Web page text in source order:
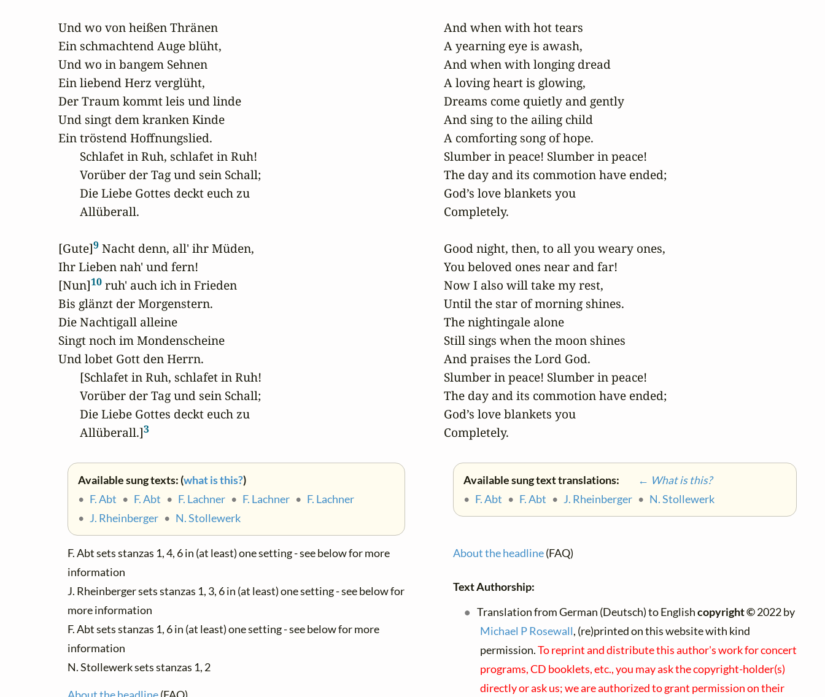
Und wo von heißen Thränen
Ein schmachtend Auge blüht,
Und wo in bangem Sehnen
Ein liebend Herz verglüht,
Der Traum kommt leis und linde
Und singt dem kranken Kinde
Ein tröstend Hoffnungslied.
       Schlafet in Ruh, schlafet in Ruh!
       Vorüber der Tag und sein Schall;
       Die Liebe Gottes deckt euch zu
       Allüberall.
[Gute]9 Nacht denn, all' ihr Müden,
Ihr Lieben nah' und fern!
[Nun]10 ruh' auch ich in Frieden
Bis glänzt der Morgenstern.
Die Nachtigall alleine
Singt noch im Mondenscheine
Und lobet Gott den Herrn.
       [Schlafet in Ruh, schlafet in Ruh!
       Vorüber der Tag und sein Schall;
       Die Liebe Gottes deckt euch zu
       Allüberall.]
3
Available sung texts: (what is this?)
• F. Abt • F. Abt • F. Lachner • F. Lachner • F. Lachner
• J. Rheinberger • N. Stollewerk
F. Abt sets stanzas 1, 4, 6 in (at least) one setting - see below for more
information
J. Rheinberger sets stanzas 1, 3, 6 in (at least) one setting - see below for
more information
F. Abt sets stanzas 1, 6 in (at least) one setting - see below for more
information
N. Stollewerk sets stanzas 1, 2
And when with hot tears
A yearning eye is awash,
And when with longing dread
A loving heart is glowing,
Dreams come quietly and gently
And sing to the ailing child
A comforting song of hope.
Slumber in peace! Slumber in peace!
The day and its commotion have ended;
God’s love blankets you
Completely.
Good night, then, to all you weary ones,
You beloved ones near and far!
Now I also will take my rest,
Until the star of morning shines.
The nightingale alone
Still sings when the moon shines
And praises the Lord God.
Slumber in peace! Slumber in peace!
The day and its commotion have ended;
God’s love blankets you
Completely.
Available sung text translations:
← What is this?
• F. Abt • F. Abt • J. Rheinberger • N. Stollewerk
About the headline(FAQ)
Text Authorship:
Translation from German (Deutsch) to Englishcopyright ©2022 by
Michael P Rosewall, (re)printed on this website with kind
permission.To reprint and distribute this author's work for concert
programs, CD booklets, etc., you may ask the copyright-holder(s)
directly or ask us; we are authorized to grant permission on their